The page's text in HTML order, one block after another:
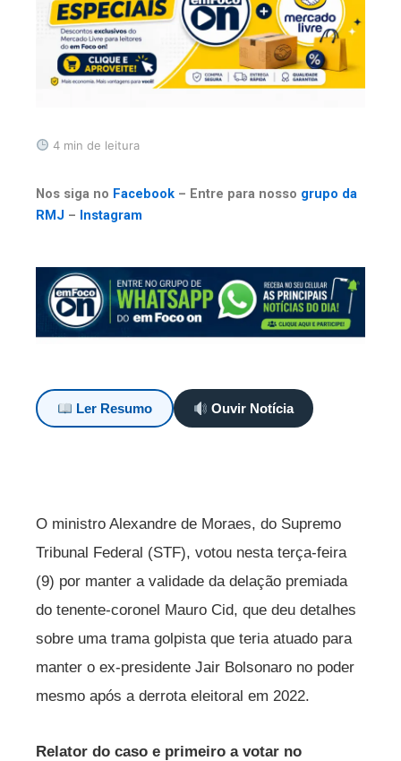
4 min de leitura
Nos siga no Facebook – Entre para nosso grupo da
RMJ – Instagram
Ler Resumo Ouvir Notícia
O ministro Alexandre de Moraes, do Supremo
Tribunal Federal (STF), votou nesta terça-feira
(9) por manter a validade da delação premiada
do tenente-coronel Mauro Cid, que deu detalhes
sobre uma trama golpista que teria atuado para
manter o ex-presidente Jair Bolsonaro no poder
mesmo após a derrota eleitoral em 2022.
Relator do caso e primeiro a votar no